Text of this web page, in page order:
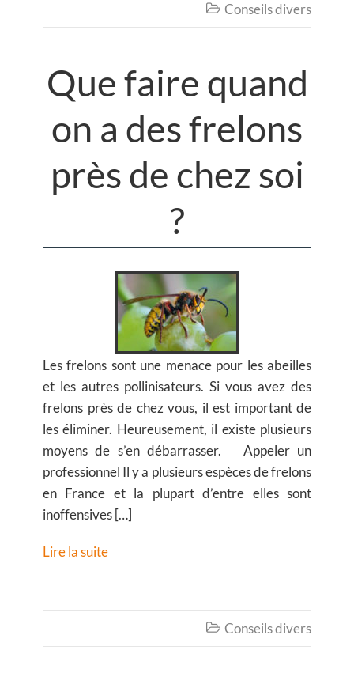
 Conseils divers
Que faire quand
on a des frelons
près de chez soi
?
Les frelons sont une menace pour les abeilles
et les autres pollinisateurs. Si vous avez des
frelons près de chez vous, il est important de
les éliminer. Heureusement, il existe plusieurs
moyens de s’en débarrasser. Appeler un
professionnel Il y a plusieurs espèces de frelons
en France et la plupart d’entre elles sont
inoffensives […]
Lire la suite
 Conseils divers